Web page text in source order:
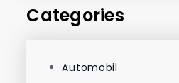
Categories
Automobil